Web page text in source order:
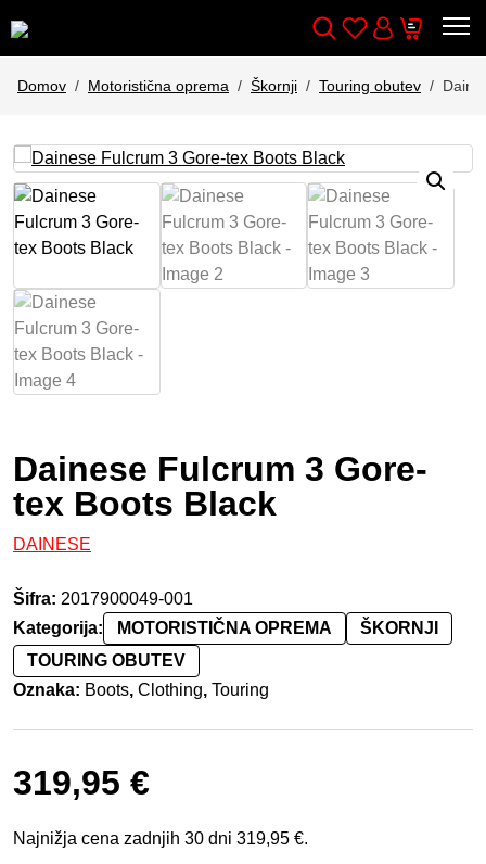
Wishlist
Account
Cart
Domov Motoristična oprema Škornji Touring obutev
Dainese Fulcrum 3 Gore-
tex Boots Black
DAINESE
Šifra: 2017900049-001
Kategorija:
MOTORISTIČNA OPREMA
ŠKORNJI
TOURING OBUTEV
Oznaka: Boots, Clothing, Touring
319,95 €
Najnižja cena zadnjih 30 dni 319,95 €.